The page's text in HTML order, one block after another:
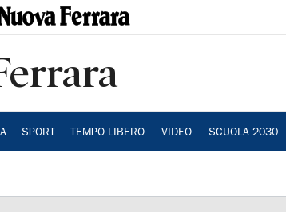
SPORT TEMPO LIBERO VIDEO SCUOLA 2030